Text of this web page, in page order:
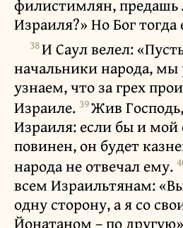
филистимлян, предашь
Израиля?» Но Бог
38И Саул велел:
начальники народа, мы
узнаем, что за грех
Израиле. 39Жив
Израиля: если бы и
повинен, он будет
народа не отвечал ему.
всем Израильтянам:
одну сторону, а я со
Йонатаном – по